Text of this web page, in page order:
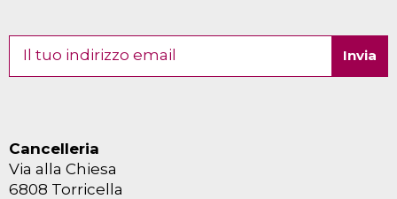
Cancelleria
Via alla Chiesa
6808 Torricella